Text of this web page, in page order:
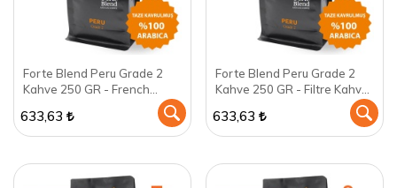
Forte Blend Peru Grade 2
Kahve 250 GR - French
633,63
Forte Blend Peru Grade 2
Kahve 250 GR - Filtre Kahve
633,63